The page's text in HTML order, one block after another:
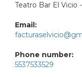
Teatro Bar El Vicio
Email:
Phone number:
5537533529